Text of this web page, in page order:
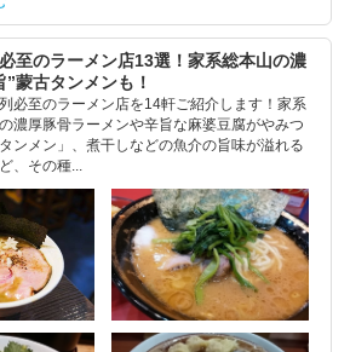
必至のラーメン店13選！家系総本山の濃
”蒙古タンメンも！
必至のラーメン店を14軒ご紹介します！家系
濃厚豚骨ラーメンや辛旨な麻婆豆腐がやみつ
ンメン」、煮干しなどの魚介の旨味が溢れる
、その種...